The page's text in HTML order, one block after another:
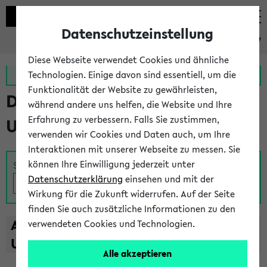
eKVV
Zur MeineUni App Zum MeineUni Portal
Das Lehrangebot der
Universität Bielefeld
Suche
A B C D E F G H I J K L M N O
U
V W X Y
Z
Datenschutzeinstellung
Diese Webseite verwendet Cookies und ähnliche
Technologien. Einige davon sind essentiell, um die
Funktionalität der Website zu gewährleisten,
während andere uns helfen, die Website und Ihre
Erfahrung zu verbessern. Falls Sie zustimmen,
verwenden wir Cookies und Daten auch, um Ihre
Interaktionen mit unserer Webseite zu messen. Sie
können Ihre Einwilligung jederzeit unter
Datenschutzerklärung einsehen und mit der
Wirkung für die Zukunft widerrufen. Auf der Seite
finden Sie auch zusätzliche Informationen zu den
verwendeten Cookies und Technologien.
Alle akzeptieren